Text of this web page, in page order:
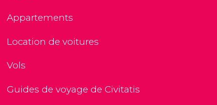
Appartements
Location de voitures
Vols
Guides de voyage de Civitatis